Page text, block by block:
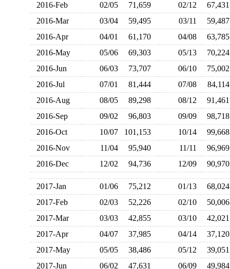
2016-Feb
02/05 71,659 02/12
2016-Mar
03/04 59,495 03/11
2016-Apr
04/01 61,170 04/08
2016-May
05/06 69,303 05/13
2016-Jun
06/03 73,707 06/10
2016-Jul
07/01 81,444 07/08
2016-Aug
08/05 89,298 08/12
2016-Sep
09/02 96,803 09/09
2016-Oct
10/07 101,153 10/14
2016-Nov
11/04 95,940 11/11
2016-Dec
12/02 94,736 12/09
2017-Jan 01/06 75,212 01/13
2017-Feb
02/03 52,226 02/10
2017-Mar
03/03 42,855 03/10
2017-Apr
04/07 37,985 04/14
2017-May
05/05 38,486 05/12
2017-Jun
06/02 47,631 06/09